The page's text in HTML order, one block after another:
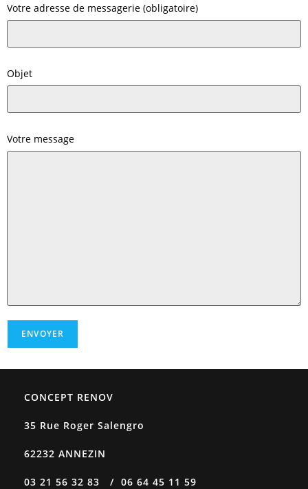
Votre adresse de messagerie (obligatoire)
Objet
Votre message
CONCEPT RENOV
35 Rue Roger Salengro
62232 ANNEZIN
03 21 56 32 83 / 06 64 45 11 59